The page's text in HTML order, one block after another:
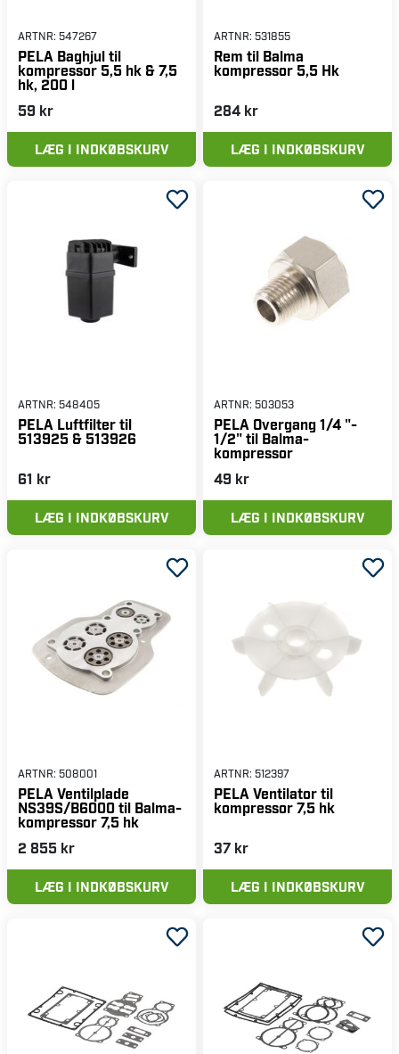
ARTNR: 547267
PELA Baghjul til
kompressor 5,5 hk & 7,5
hk, 200 l
59 kr
LÆG I INDKØBSKURV
ARTNR: 531855
Rem til Balma
kompressor 5,5 Hk
284 kr
LÆG I INDKØBSKURV
ARTNR: 548405
PELA Luftfilter til
513925 & 513926
61 kr
LÆG I INDKØBSKURV
ARTNR: 503053
PELA Overgang 1/4 "-
1/2" til Balma-
kompressor
49 kr
LÆG I INDKØBSKURV
ARTNR: 508001
PELA Ventilplade
NS39S/B6000 til Balma-
kompressor 7,5 hk
2 855 kr
LÆG I INDKØBSKURV
ARTNR: 512397
PELA Ventilator til
kompressor 7,5 hk
37 kr
LÆG I INDKØBSKURV